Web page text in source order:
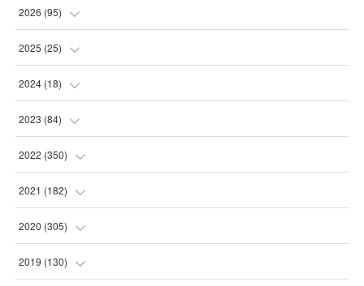
2026 (95)
(5
(31 )
(28
(31
2025 (25)
(3
(19 )
(1)
(1)
2024(18)
(1
(12
(2)
(1)
2023 (84)
(1)
(24
(24
(1)
2022 (350)
(16
(30
(31
2021 (182)
(25
(17
2020 (305)
(31
2019 (130)